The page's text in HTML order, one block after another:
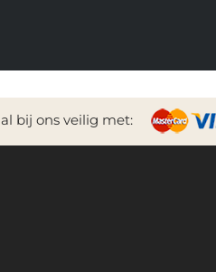
bij ons veilig met: